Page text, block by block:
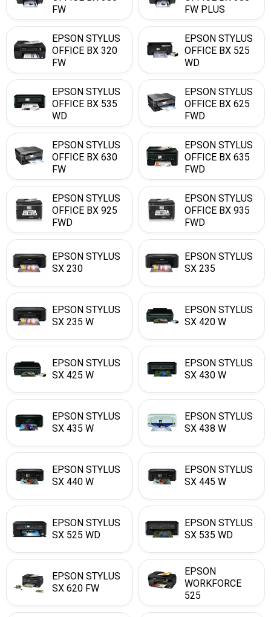
FW
FW PLUS
EPSON STYLUS
OFFICE BX 320
FW
EPSON STYLUS
OFFICE BX 525
WD
EPSON STYLUS
OFFICE BX 535
WD
EPSON STYLUS
OFFICE BX 625
FWD
EPSON STYLUS
OFFICE BX 630
FW
EPSON STYLUS
OFFICE BX 635
FWD
EPSON STYLUS
OFFICE BX 925
FWD
EPSON STYLUS
OFFICE BX 935
FWD
EPSON STYLUS
SX 230
EPSON STYLUS
SX 235
EPSON STYLUS
SX 235 W
EPSON STYLUS
SX 420 W
EPSON STYLUS
SX 425 W
EPSON STYLUS
SX 430 W
EPSON STYLUS
SX 435 W
EPSON STYLUS
SX 438 W
EPSON STYLUS
SX 440 W
EPSON STYLUS
SX 445 W
EPSON STYLUS
SX 525 WD
EPSON STYLUS
SX 535 WD
EPSON STYLUS
SX 620 FW
EPSON
WORKFORCE
525